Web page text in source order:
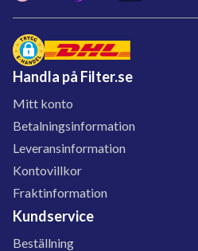
Handla på Filter.se
Mitt konto
Betalningsinformation
Leveransinformation
Kontovillkor
Fraktinformation
Kundservice
Beställning